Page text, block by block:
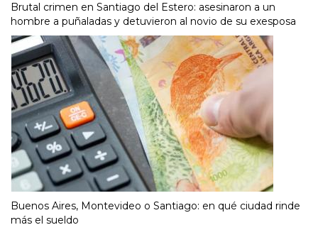
Brutal crimen en Santiago del Estero: asesinaron a un
hombre a puñaladas y detuvieron al novio de su exesposa
Buenos Aires, Montevideo o Santiago: en qué ciudad rinde
más el sueldo